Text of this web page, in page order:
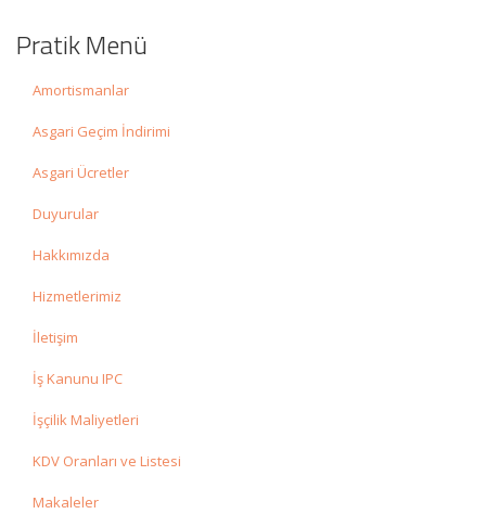
Pratik Menü
Amortismanlar
Asgari Geçim İndirimi
Asgari Ücretler
Duyurular
Hakkımızda
Hizmetlerimiz
İletişim
İş Kanunu IPC
İşçilik Maliyetleri
KDV Oranları ve Listesi
Makaleler